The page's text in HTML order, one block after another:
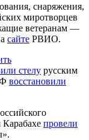
снаряжения,
миротворцев
ветеранам —
сайте РВИО.
стелу русским
восстановили
Карабахе провели